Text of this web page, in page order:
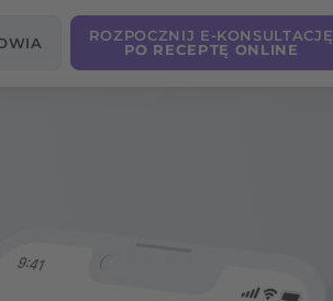
ROZPOCZNIJ E-KONSULTACJĘ
PO RECEPTĘ ONLINE